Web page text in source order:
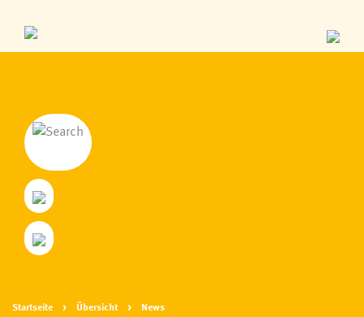
Startseite Übersicht News